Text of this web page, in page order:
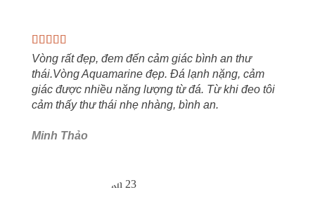
Vòng rất đẹp, đem đến cảm giác bình an thư
thái.Vòng Aquamarine đẹp. Đá lạnh nặng, cảm
giác được nhiều năng lượng từ đá. Từ khi đeo tôi
cảm thấy thư thái nhẹ nhàng, bình an.
Minh Thảo